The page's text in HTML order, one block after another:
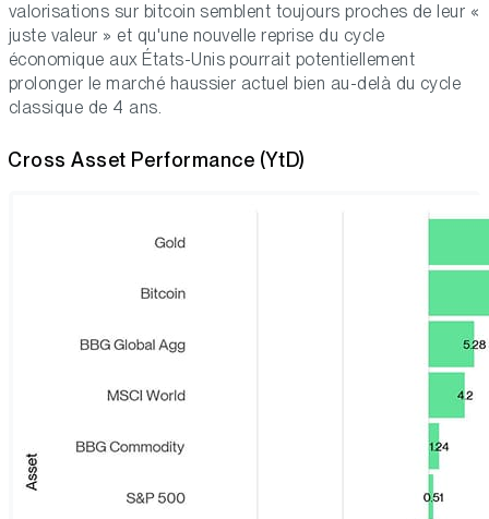
valorisations sur bitcoin semblent toujours proches de leur «
juste valeur » et qu'une nouvelle reprise du cycle
économique aux États-Unis pourrait potentiellement
prolonger le marché haussier actuel bien au-delà du cycle
classique de 4 ans.
Cross Asset Performance (YtD)